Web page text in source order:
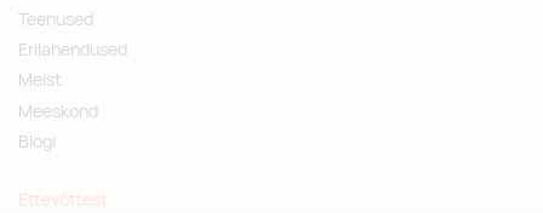
Teenused
Erilahendused
Meist
Meeskond
Blogi
Ettevõttest